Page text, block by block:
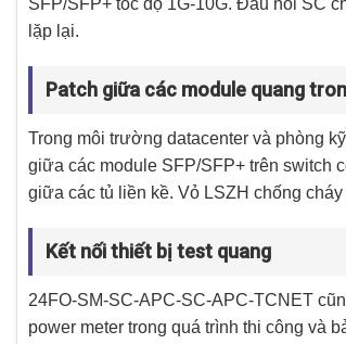
SFP/SFP+ tốc độ 1G-10G. Đầu nối SC
lặp lại.
Patch giữa các module quang
Trong môi trường datacenter và phòng
giữa các module SFP/SFP+ trên switch
giữa các tủ liền kề. Vỏ LSZH chống
Kết nối thiết bị test quang
24FO-SM-SC-APC-SC-APC-TCNET
power meter trong quá trình thi công và